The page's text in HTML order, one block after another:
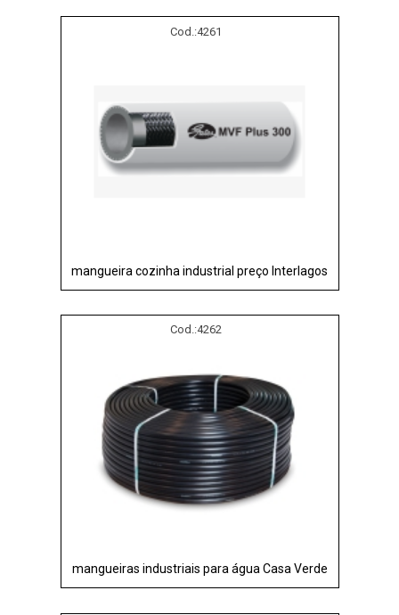
Cod.:4261
mangueira cozinha industrial preço Interlagos
Cod.:4262
mangueiras industriais para água Casa Verde